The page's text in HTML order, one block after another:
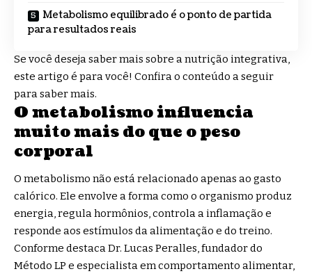
Metabolismo equilibrado é o ponto de partida
para resultados reais
Se você deseja saber mais sobre a nutrição integrativa,
este artigo é para você! Confira o conteúdo a seguir
para saber mais.
O metabolismo influencia
muito mais do que o peso
corporal
O metabolismo não está relacionado apenas ao gasto
calórico. Ele envolve a forma como o organismo produz
energia, regula hormônios, controla a inflamação e
responde aos estímulos da alimentação e do treino.
Conforme destaca Dr. Lucas Peralles, fundador do
Método LP e especialista em comportamento alimentar,